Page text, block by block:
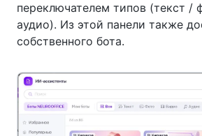
переключателем типов (текст /
аудио). Из этой панели также
собственного бота.